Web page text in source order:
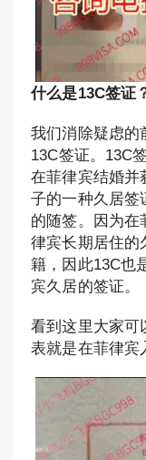
什么是13C签证
我们消除疑虑的
13C签证。13C
在菲律宾结婚并
子的一种久居签
的随签。因为在
律宾长期居住的
籍，因此13C也
宾久居的签证。
看到这里大家可
表就是在菲律宾